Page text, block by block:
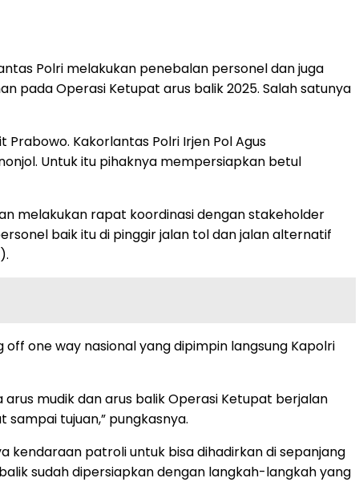
Polri melakukan penebalan personel dan juga
pada Operasi Ketupat arus balik 2025. Salah satunya
Kakorlantas Polri Irjen Pol Agus
Untuk itu pihaknya mempersiapkan betul
melakukan rapat koordinasi dengan stakeholder
baik itu di pinggir jalan tol dan jalan alternatif
one way nasional yang dipimpin langsung Kapolri
mudik dan arus balik Operasi Ketupat berjalan
tujuan,” pungkasnya.
kendaraan patroli untuk bisa dihadirkan di sepanjang
sudah dipersiapkan dengan langkah-langkah yang